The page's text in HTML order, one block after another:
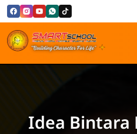
Skip to Content
SMP Santa
Idea Bintara